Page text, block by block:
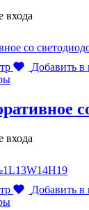
входа
Добавить в
входа
Добавить в